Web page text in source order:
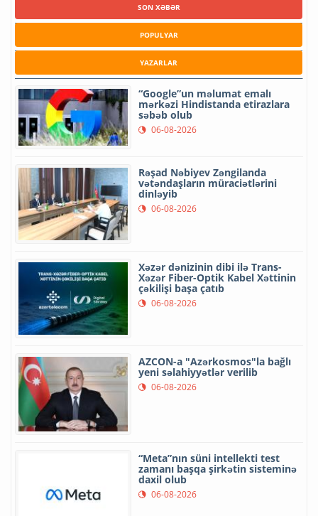
SON XƏBƏR
POPULYAR
YAZARLAR
“Google”un məlumat emalı
mərkəzi Hindistanda etirazlara
səbəb olub
06-08-2026
Rəşad Nəbiyev Zəngilanda
vətəndaşların müraciətlərini
dinləyib
06-08-2026
Xəzər dənizinin dibi ilə Trans-
Xəzər Fiber-Optik Kabel Xəttinin
çəkilişi başa çatıb
06-08-2026
AZCON-a "Azərkosmos"la bağlı
yeni səlahiyyətlər verilib
06-08-2026
“Meta”nın süni intellekti test
zamanı başqa şirkətin sisteminə
daxil olub
06-08-2026